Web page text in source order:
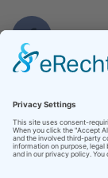
Kontakt